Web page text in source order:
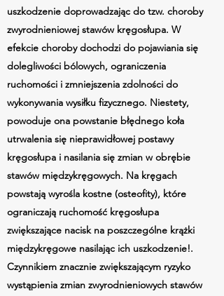
uszkodzenie doprowadzając do tzw. choroby
zwyrodnieniowej stawów kręgosłupa. W
efekcie choroby dochodzi do pojawiania się
dolegliwości bólowych, ograniczenia
ruchomości i zmniejszenia zdolności do
wykonywania wysiłku fizycznego. Niestety,
powoduje ona powstanie błędnego koła
utrwalenia się nieprawidłowej postawy
kręgosłupa i nasilania się zmian w obrębie
stawów międzykręgowych. Na kręgach
powstają wyrośla kostne (osteofity), które
ograniczają ruchomość kręgosłupa
zwiększające nacisk na poszczególne krążki
międzykręgowe nasilając ich uszkodzenie!.
Czynnikiem znacznie zwiększającym ryzyko
wystąpienia zmian zwyrodnieniowych stawów